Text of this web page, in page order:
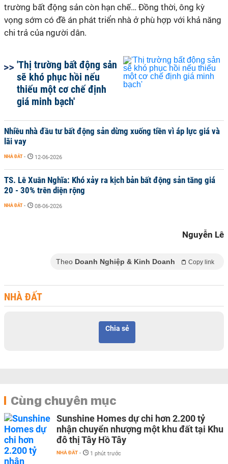
trường bất động sản còn hạn chế… Đồng thời, ông kỳ
vọng sớm có đề án phát triển nhà ở phù hợp với khả năng
chi trả của người dân.
'Thị trường bất động sản
sẽ khó phục hồi nếu
thiếu một cơ chế định
giá minh bạch'
Nhiều nhà đầu tư bất động sản dừng xuống tiền vì áp lực giá và
lãi vay
NHÀ ĐẤT - 12-06-2026
TS. Lê Xuân Nghĩa: Khó xảy ra kịch bản bất động sản tăng giá
20 - 30% trên diện rộng
NHÀ ĐẤT - 08-06-2026
Nguyễn Lê
Theo Doanh Nghiệp & Kinh Doanh Copy link
NHÀ ĐẤT
Chia sẻ
Cùng chuyên mục
Sunshine Homes dự chi hơn 2.200 tỷ
nhận chuyển nhượng một khu đất tại Khu
đô thị Tây Hồ Tây
NHÀ ĐẤT - 1 phút trước